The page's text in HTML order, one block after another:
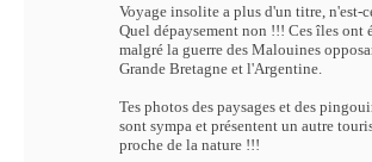
Voyage insolite a plus d'un titre, n'est-
Quel dépaysement non !!! Ces îles ont
malgré la guerre des Malouines
Grande Bretagne et l'Argentine.
Tes photos des paysages et des
sont sympa et présentent un autre
proche de la nature !!!